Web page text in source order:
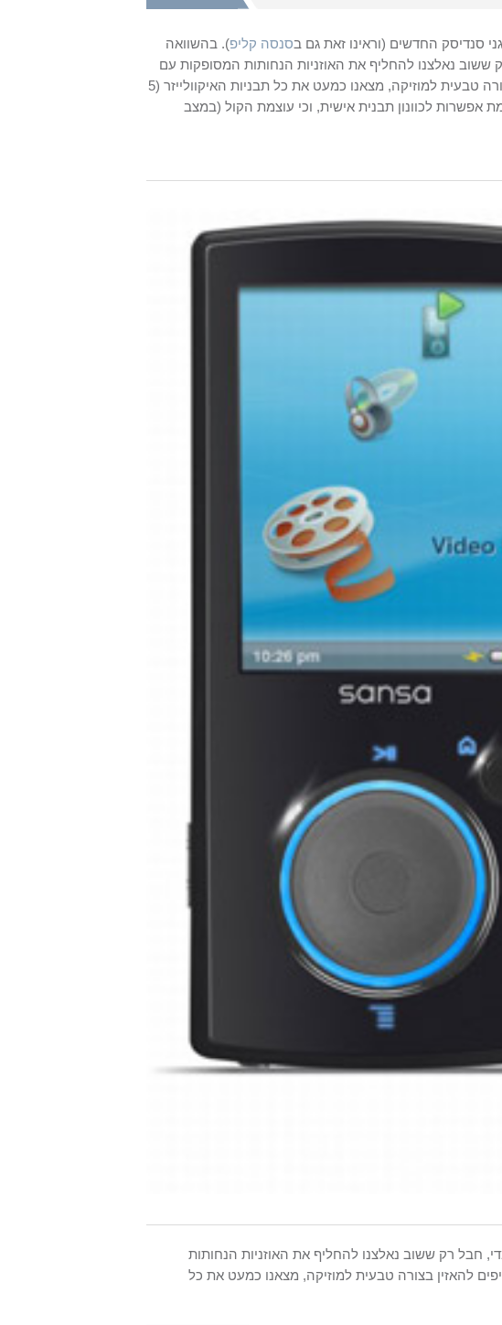
סנדיסק החדשים (וראינו זאת גם בסנסה קליפ). בהשוואה
ששוב נאלצנו להחליף את האוזניות הנחותות המסופקות עם
הנגן. כמו כן, למרות שכמעט תמיד אנו מעדיפים להאזין בצורה טבעית למוזיקה, מצאנו כמעט את כל תבניות האיקוולייזר (5
אפשרות לכוונון תבנית אישית, וכי עוצמת הקול (במצב
חבל רק ששוב נאלצנו להחליף את האוזניות הנחותות
להאזין בצורה טבעית למוזיקה, מצאנו כמעט את כל